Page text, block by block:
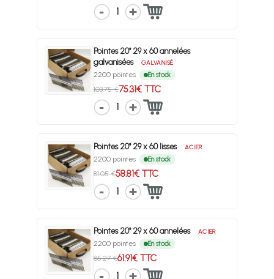
1
Pointes 20° 29 x 60 annelées
galvanisées
GALVANISÉ
2200 pointes En stock
103.75 €75.31€ TTC
1
Pointes 20° 29 x 60 lisses ACIER
2200 pointes En stock
81.05 €58.81€ TTC
1
Pointes 20° 29 x 60 annelées ACIER
2200 pointes En stock
85.27 €61.91€ TTC
1